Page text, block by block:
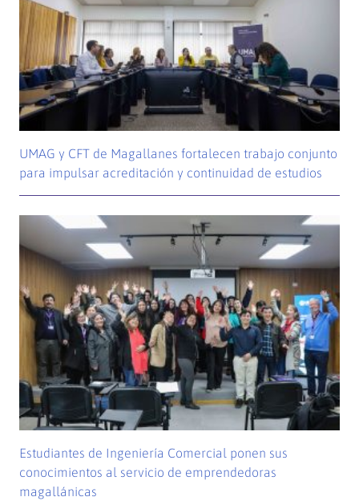
UMAG y CFT de Magallanes fortalecen trabajo conjunto
para impulsar acreditación y continuidad de estudios
Estudiantes de Ingeniería Comercial ponen sus
conocimientos al servicio de emprendedoras
magallánicas